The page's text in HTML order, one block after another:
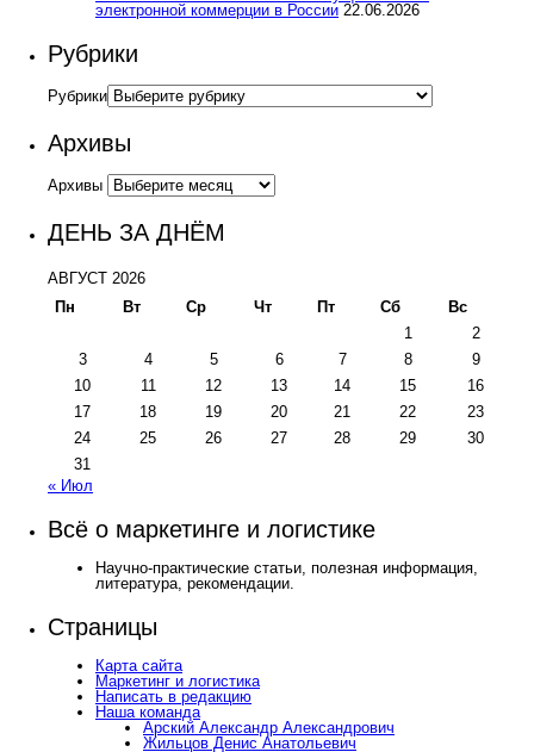
электронной коммерции в России 22.06.2026
Рубрики
Рубрики
Архивы
Архивы
ДЕНЬ ЗА ДНЁМ
АВГУСТ 2026
Пн
Вт Ср Чт Пт Сб
Вс
1
2
3
4 5 6 7 8
9
10
11 12 13 14 15
16
17
18 19 20 21 22
23
24
25 26 27 28 29
30
31
« Июл
Всё о маркетинге и логистике
Научно-практические статьи, полезная информация,
литература, рекомендации.
Страницы
Карта сайта
Маркетинг и логистика
Написать в редакцию
Наша команда
Арский Александр Александрович
Жильцов Денис Анатольевич